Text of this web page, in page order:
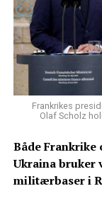
Frankrikes
Olaf Scholz
Både
Ukraina bruker
militærbaser i